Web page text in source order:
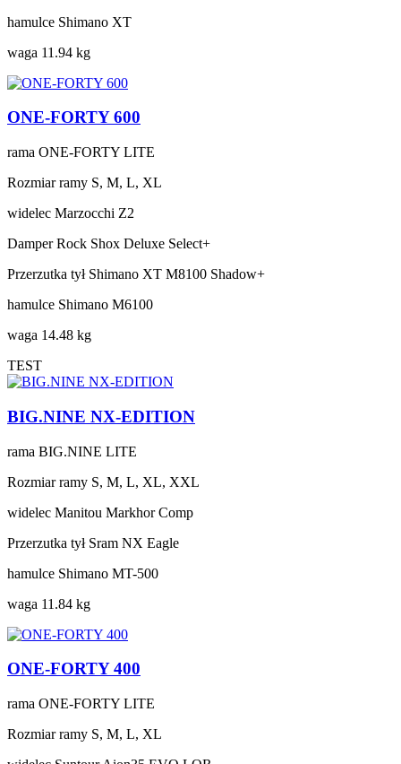
hamulce Shimano XT
waga 11.94 kg
ONE-FORTY 600
rama ONE-FORTY LITE
Rozmiar ramy S, M, L, XL
widelec Marzocchi Z2
Damper Rock Shox Deluxe Select+
Przerzutka tył Shimano XT M8100 Shadow+
hamulce Shimano M6100
waga 14.48 kg
TEST
BIG.NINE NX-EDITION
rama BIG.NINE LITE
Rozmiar ramy S, M, L, XL, XXL
widelec Manitou Markhor Comp
Przerzutka tył Sram NX Eagle
hamulce Shimano MT-500
waga 11.84 kg
ONE-FORTY 400
rama ONE-FORTY LITE
Rozmiar ramy S, M, L, XL